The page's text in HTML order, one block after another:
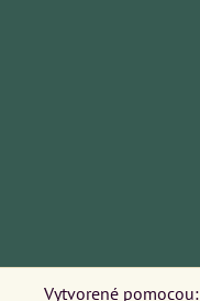
Vytvorené pomocou: